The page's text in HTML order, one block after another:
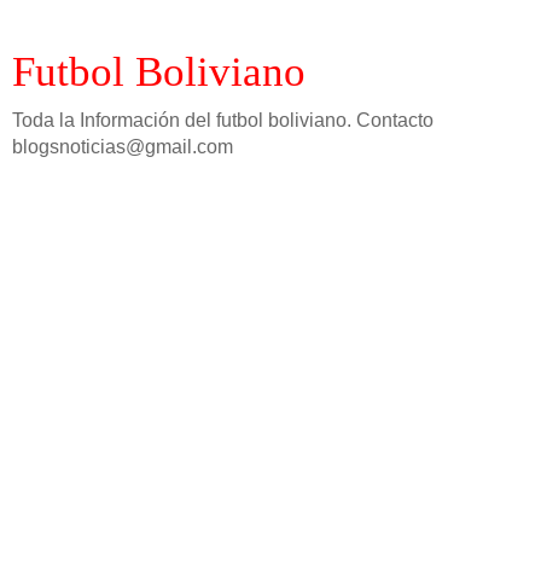
Futbol Boliviano
Toda la Información del futbol boliviano. Contacto
blogsnoticias@gmail.com